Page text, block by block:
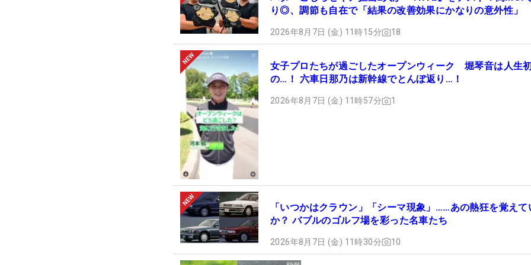
り◎、調節も自在で「結果の改善効果にかなりの意外性」
2026年8月7日 (金) 11時15分 18
女子プロたちが過ごしたオープンウィーク 堀琴音は人生
の…！ 六車日那乃は新幹線でとんぼ返り…！
2026年8月7日 (金) 11時57分 1
「いつかはクラウン」「シーマ現象」……あの熱狂を覚えて
か？ バブルのゴルフ場を彩った名車たち
2026年8月7日 (金) 11時30分 10